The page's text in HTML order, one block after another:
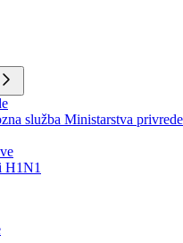
služba Ministarstva privrede